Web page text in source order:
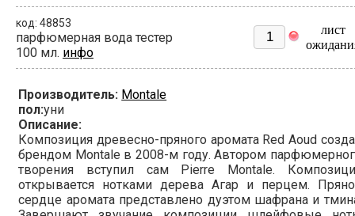
код: 48853
парфюмерная вода тестер
100 мл. инфо
лист
Производитель: Montale
пол:уни
Описание:
Композиция древесно-пряного аромата Red Aoud
брендом Montale в 2008-м году. Автором
творения вступил сам Pierre Montale.
открывается нотками дерева Агар и перцем.
сердце аромата представлено дуэтом шафрана и